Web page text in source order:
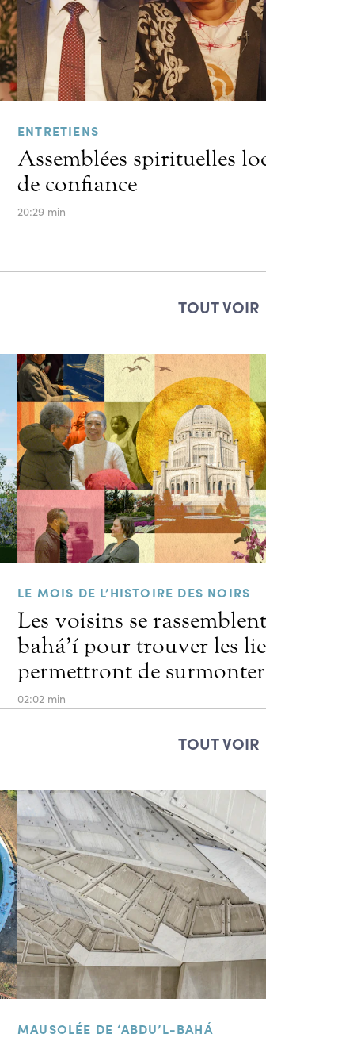
ENTRETIENS
Assemblées spirituelles locales et
de confiance
20:29 min
TOUT VOIR
LE MOIS DE L’HISTOIRE DES NOIRS
Les voisins se rassemblent au
bahá’í pour trouver les liens qui
permettront de surmonter les
02:02 min
TOUT VOIR
MAUSOLÉE DE ‘ABDU’L-BAHÁ